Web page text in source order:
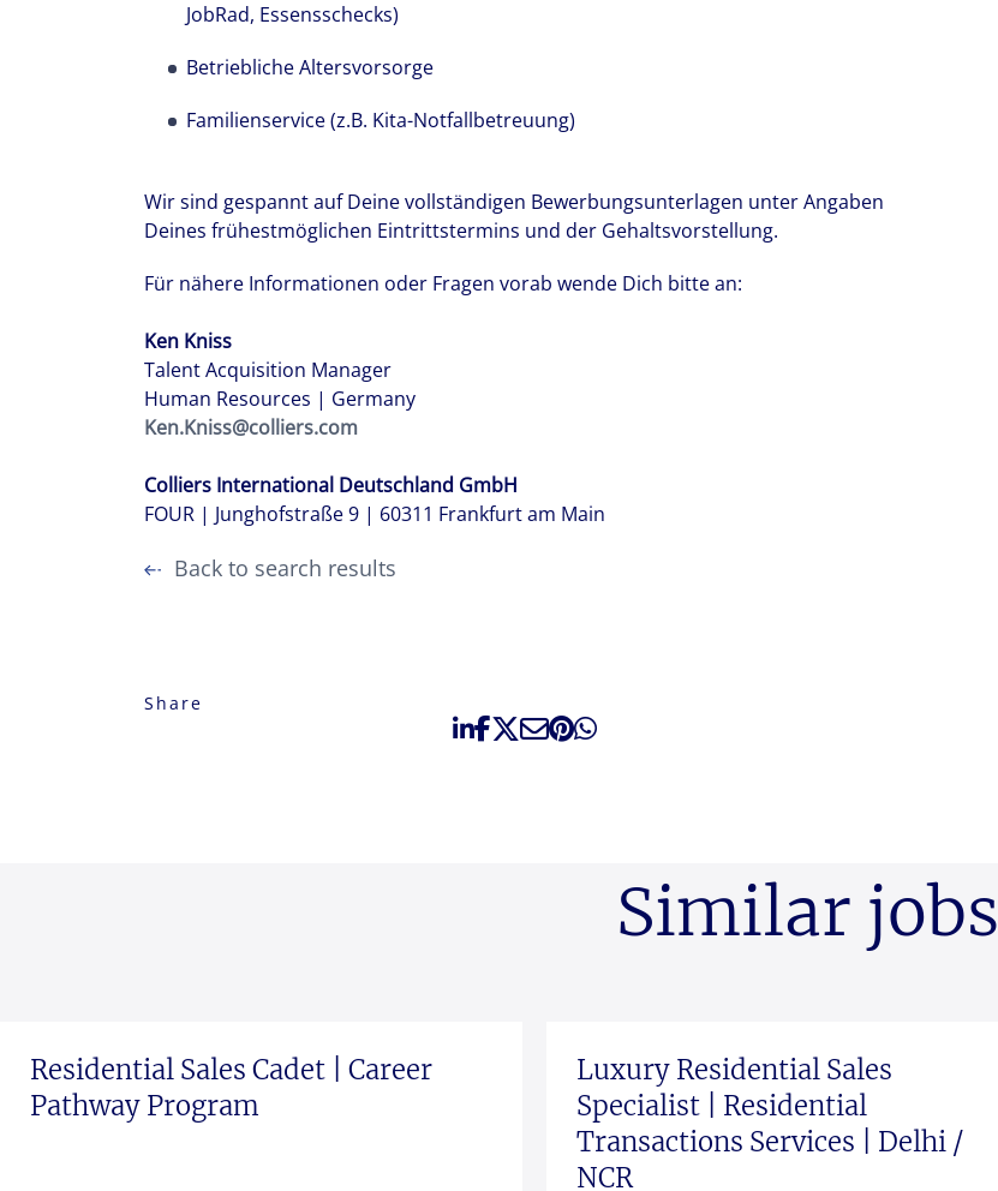
JobRad, Essensschecks)
Betriebliche Altersvorsorge
Familienservice (z.B. Kita-Notfallbetreuung)
Wir sind gespannt auf Deine vollständigen Bewerbungsunterlagen unter Angaben
Deines frühestmöglichen Eintrittstermins und der Gehaltsvorstellung.
Für nähere Informationen oder Fragen vorab wende Dich bitte an:
Ken Kniss
Talent Acquisition Manager
Human Resources | Germany
Ken.Kniss@colliers.com
Colliers International Deutschland GmbH
FOUR | Junghofstraße 9 | 60311 Frankfurt am Main
Back to search results
Share
Similar jobs
Residential Sales Cadet | Career
Pathway Program
Luxury Residential Sales
Specialist | Residential
Transactions Services | Delhi /
NCR